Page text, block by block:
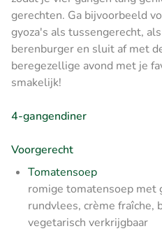
gerechten. Ga bijvoorbeeld
gyoza's als tussengerecht,
berenburger en sluit af met
beregezellige avond met je
smakelijk!
4-gangendiner
Voorgerecht
Tomatensoep
romige tomatensoep met
rundvlees, crème fraîche,
vegetarisch verkrijgbaar